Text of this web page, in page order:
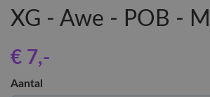
XG - Awe - POB -
€ 7,-
Aantal